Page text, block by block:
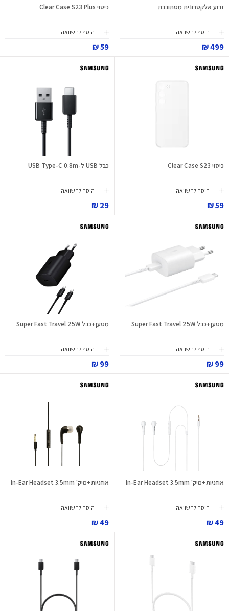
זרוע אלקטרונית מסתובבת
הוסף להשוואה
499 ₪
כיסוי Clear Case S23 Plus
הוסף להשוואה
59 ₪
כיסוי Clear Case S23
הוסף להשוואה
59 ₪
כבל USB ל-USB Type-C 0.8m
הוסף להשוואה
29 ₪
מטען+כבל Super Fast Travel 25W
הוסף להשוואה
99 ₪
מטען+כבל Super Fast Travel 25W
הוסף להשוואה
99 ₪
אוזניות+מיק' In-Ear Headset 3.5mm
הוסף להשוואה
49 ₪
אוזניות+מיק' In-Ear Headset 3.5mm
הוסף להשוואה
49 ₪